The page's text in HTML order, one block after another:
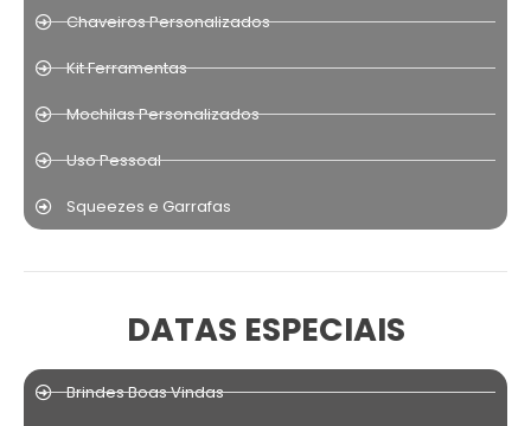
Chaveiros Personalizados
Kit Ferramentas
Mochilas Personalizados
Uso Pessoal
Squeezes e Garrafas
DATAS ESPECIAIS
Brindes Boas Vindas